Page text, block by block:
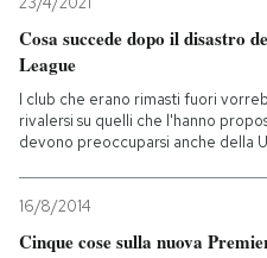
Cosa succede dopo il disastro
League
I club che erano rimasti fuori
rivalersi su quelli che l'hanno
devono preoccuparsi anche della
16/8/2014
Cinque cose sulla nuova